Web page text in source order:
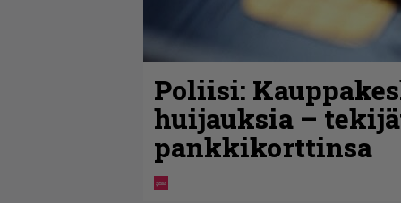
Poliisi:
huijauksia –
pankkikorttinsa